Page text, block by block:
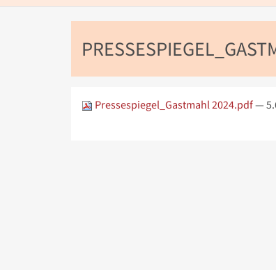
Pressespiegel_Gastmahl 2024.pdf—